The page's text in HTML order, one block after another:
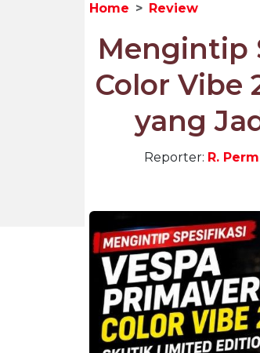
Home Review
Mengintip
Color Vibe
yang
Reporter: R.